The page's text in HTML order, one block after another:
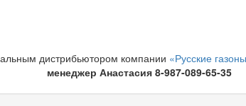
дистрибьютором компании «Русские
менеджер Анастасия 8-987-089-65-35